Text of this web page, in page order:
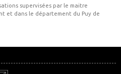
supervisées par le maitre
et dans le département du Puy de